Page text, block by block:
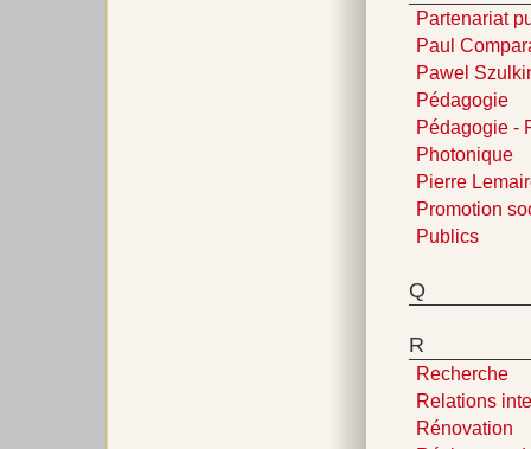
Partenariat
Paul
Pawel
Pédagogie
Pédagogie -
Photonique
Pierre
Promotion
Publics
Q
R
Recherche
Relations
Rénovation